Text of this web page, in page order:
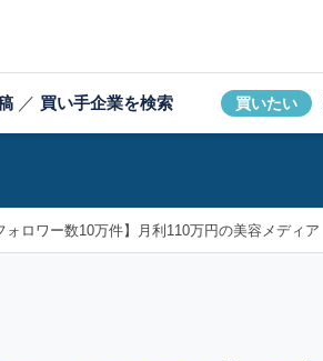
／ 買い手企業を検索 買いたい
ォロワー数10万件】月利110万円の美容メディア